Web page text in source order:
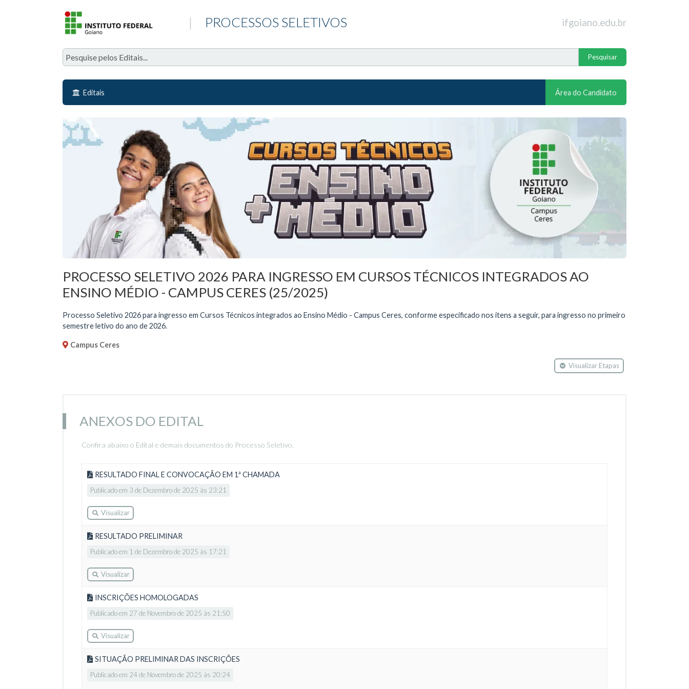
| PROCESSOS SELETIVOS ifgoiano.edu.br
Editais Área do Candidato
PROCESSO SELETIVO 2026 PARA INGRESSO EM CURSOS TÉCNICOS INTEGRADOS AO
ENSINO MÉDIO - CAMPUS CERES (25/2025)
Processo Seletivo 2026 para ingresso em Cursos Técnicos integrados ao Ensino Médio - Campus Ceres, conforme especificado nos itens a seguir, para ingresso no primeiro
semestre letivo do ano de 2026.
Campus Ceres
Visualizar Etapas
ANEXOS DO EDITAL
Confira abaixo o Edital e demais documentos do Processo Seletivo.
RESULTADO FINAL E CONVOCAÇÃO EM 1ª CHAMADA
Publicado em 3 de Dezembro de 2025 às 23:21
Visualizar
RESULTADO PRELIMINAR
Publicado em 1 de Dezembro de 2025 às 17:21
Visualizar
INSCRIÇÕES HOMOLOGADAS
Publicado em 27 de Novembro de 2025 às 21:50
Visualizar
SITUAÇÃO PRELIMINAR DAS INSCRIÇÕES
Publicado em 24 de Novembro de 2025 às 20:24